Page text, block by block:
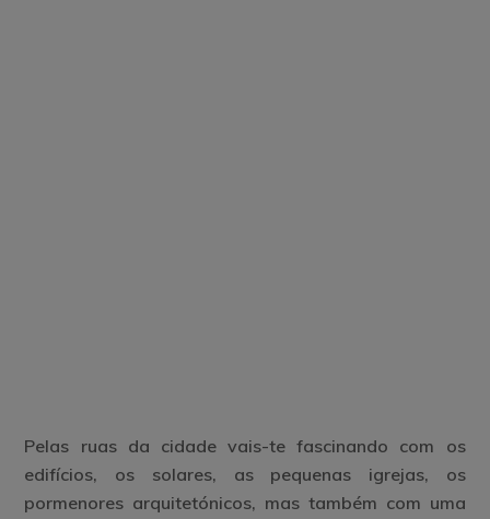
Pelas ruas da cidade vais-te fascinando com os
edifícios, os solares, as pequenas igrejas, os
pormenores arquitetónicos, mas também com uma